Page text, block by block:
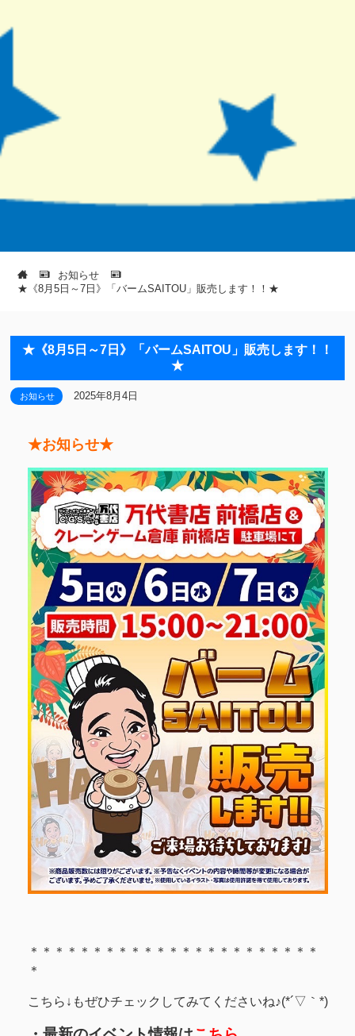
お知らせ
★《8月5日～7日》「バームSAITOU」販売します！！★
★《8月5日～7日》「バームSAITOU」販売します！！
★
お知らせ 2025年8月4日
★お知らせ★
＊＊＊＊＊＊＊＊＊＊＊＊＊＊＊＊＊＊＊＊＊＊＊
＊
こちら↓もぜひチェックしてみてくださいね♪(*´▽｀*)